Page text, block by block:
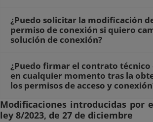
¿Puedo solicitar la modificación
permiso de conexión si quiero
solución de conexión?
¿Puedo firmar el contrato técnico
en cualquier momento tras la
los permisos de acceso y
Modificaciones introducidas por
ley 8/2023, de 27 de diciembre